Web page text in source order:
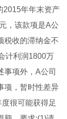
2015年年末资产
，该款项是A公
税收的滞纳金不
计利润1800万
事项外，A公司
项，暂时性差异
很可能获得足